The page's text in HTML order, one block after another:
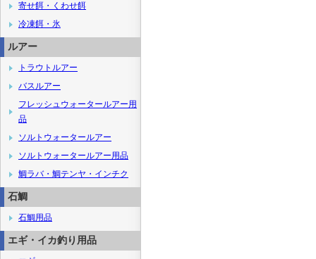
寄せ餌・くわせ餌
冷凍餌・氷
ルアー
トラウトルアー
バスルアー
フレッシュウォータールアー用
品
ソルトウォータールアー
ソルトウォータールアー用品
鯛ラバ・鯛テンヤ・インチク
石鯛
石鯛用品
エギ・イカ釣り用品